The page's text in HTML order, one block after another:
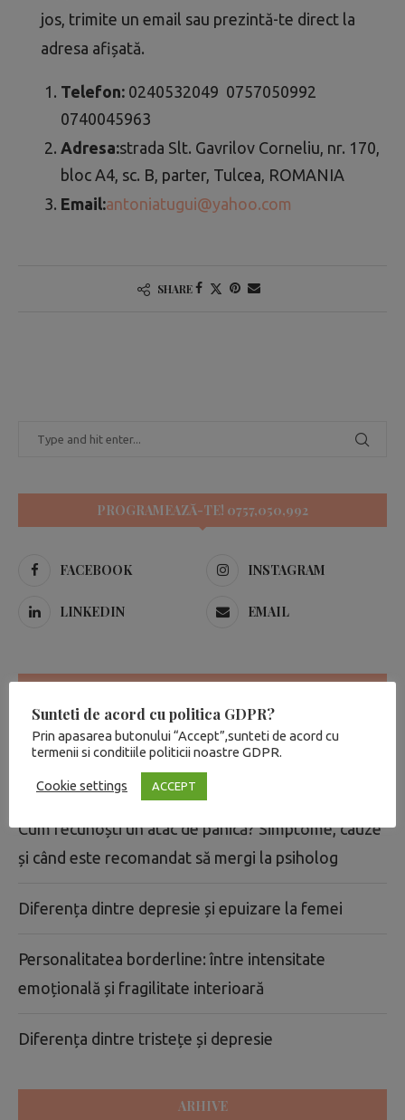
jos, trimite un email sau prezintă-te direct la
adresa afișată.
Telefon: 0240532049 0757050992
0740045963
Adresa:strada Slt. Gavrilov Corneliu, nr. 170,
bloc A4, sc. B, parter, Tulcea, ROMANIA
Email:antoniatugui@yahoo.com
SHARE
PROGRAMEAZĂ-TE! 0757,050,992
FACEBOOK INSTAGRAM
LINKEDIN EMAIL
Atac de panică sau problemă cardiacă? Când inima
doare, dar cauza poate fi anxietatea
Cum recunoști un atac de panică? Simptome, cauze
și când este recomandat să mergi la psiholog
Diferența dintre depresie și epuizare la femei
Personalitatea borderline: între intensitate
emoțională și fragilitate interioară
Diferența dintre tristețe și depresie
ARHIVE
Sunteti de acord cu politica GDPR?
Prin apasarea butonului “Accept”,sunteti de acord cu
termenii si conditiile politicii noastre GDPR.
Cookie settings ACCEPT